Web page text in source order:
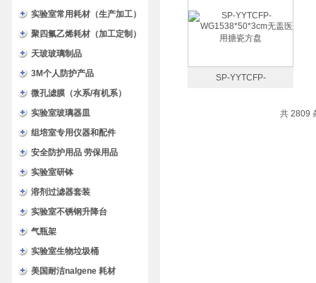
实验室常用耗材（生产加工）
聚四氟乙烯耗材（加工定制）
天玻玻璃制品
3M个人防护产品
微孔滤膜（水系/有机系）
实验室玻璃器皿
组培室专用仪器和配件
安全防护用品 劳保用品
实验室研钵
溶剂过滤器套装
实验室不锈钢升降台
气瓶架
实验室生物垃圾桶
美国耐洁nalgene 耗材
锈钢方盘 加厚方形托盘
SP-YYTCFP-
共 2809